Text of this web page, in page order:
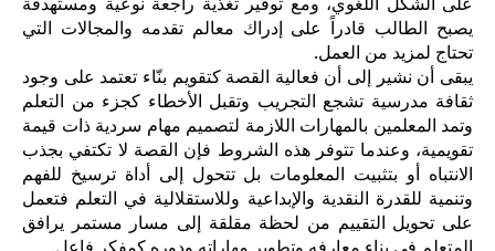
يصبح الطالب قادراً على إدراك معالم تقدمه والمجالات التي
تحتاج لمزيد من العمل.
يبقى أن نشير إلى أن فعالية القصة كتقويم بنّاء تعتمد على وجود
ثقافة مدرسية تشجع التجريب وتقبل الأخطاء كجزء من التعلم
وتمد المعلمين بالمهارات اللازمة لتصميم مهام سردية ذات قيمة
تقويمية، وعندما تتوفر هذه الشروط فإن القصة لا تكتفي بجذب
الانتباه أو بتثبيت المعلومات بل تتحول إلى أداة ترسيخ للفهم
وتنمية للقدرة النقدية والإبداعية وللاستقلالية في التعلم فتعمل
على تحويل التقييم من لحظة مقلقة إلى مسار مستمر يرافق
المتعلم في بناء معارفه وتطوير مهاراته ودوره كمفكر فاعل.